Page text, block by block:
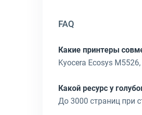
FAQ
Какие принтеры
Kyocera Ecosys
Какой ресурс у
До 3000 страниц при